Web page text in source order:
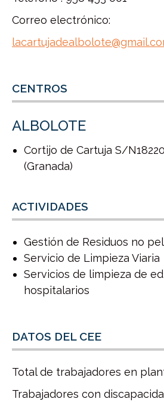
Correo electrónico:
CENTROS
ALBOLOTE
Cortijo de Cartuja S/
(Granada)
ACTIVIDADES
Gestión de Residuos no
Servicio de Limpieza Viaria
Servicios de limpieza de
hospitalarios
DATOS DEL CEE
Total de trabajadores en
Trabajadores con